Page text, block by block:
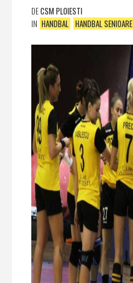
DECSM PLOIESTI
IN HANDBAL HANDBAL SENIOARE